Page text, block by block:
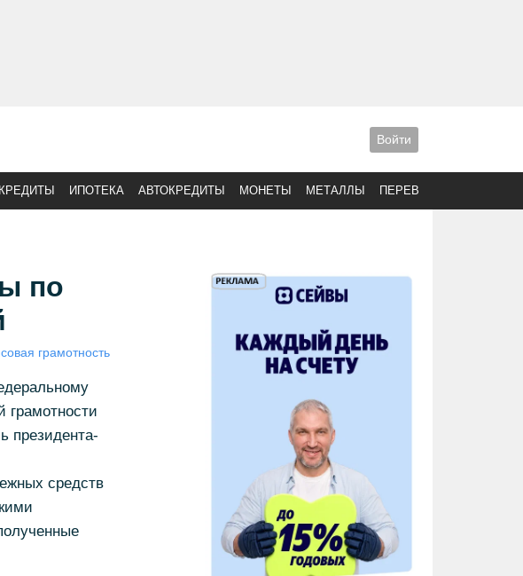
Войти
КРЕДИТЫ ИПОТЕКА АВТОКРЕДИТЫ МОНЕТЫ МЕТАЛЛЫ ПЕРЕВОДЫ
по
грамотность
грамотности
президента-
средств